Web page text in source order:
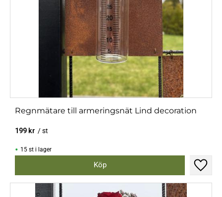
Regnmätare till armeringsnät Lind decoration
199 kr /st
Lägg
15 st i lager